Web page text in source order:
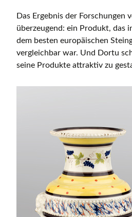
Das Ergebnis der Forschungen
überzeugend: ein Produkt, das
dem besten europäischen
vergleichbar war. Und Dortu
seine Produkte attraktiv zu